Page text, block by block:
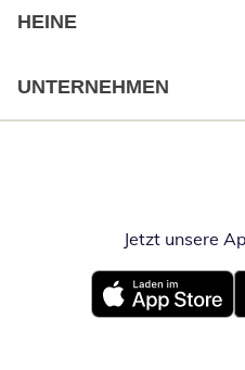
HEINE
UNTERNEHMEN
Jetzt unsere
Öffnet in neuem